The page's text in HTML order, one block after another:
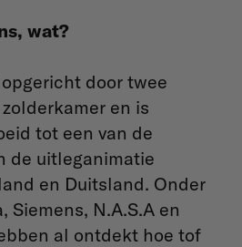
wat?
door twee
en is
tot een van de
de uitleganimatie
en Duitsland. Onder
Siemens, N.A.S.A en
al ontdekt hoe tof